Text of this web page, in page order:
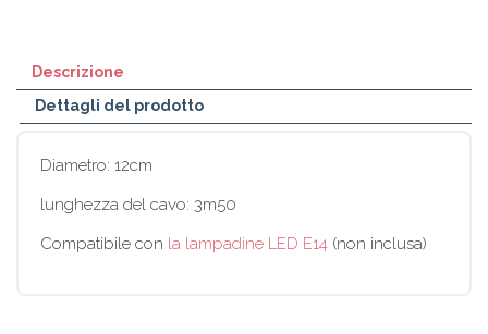
Descrizione
Dettagli del prodotto
Diametro: 12cm
lunghezza del cavo: 3m50
Compatibile con la lampadine LED E14 (non inclusa)